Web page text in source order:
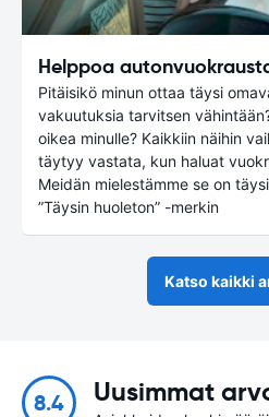
Helppoa
Pitäisikö minun ottaa täysi
vakuutuksia tarvitsen
oikea minulle? Kaikkiin näihin
täytyy vastata, kun haluat
Meidän mielestämme se on
”Täysin huoleton” -merkin
Katso kaikki
8.4 Uusimmat